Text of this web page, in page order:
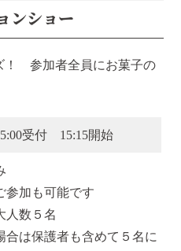
ンショー
！ 参加者全員にお菓子の
受付 15:15開始
加も可能です
人数５名
は保護者も含めて５名に